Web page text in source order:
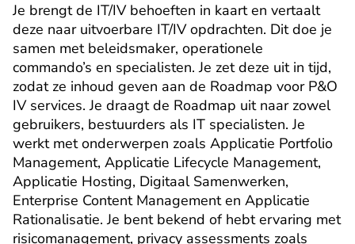
Je brengt de IT/IV behoeften in kaart en vertaalt
deze naar uitvoerbare IT/IV opdrachten. Dit doe je
samen met beleidsmaker, operationele
commando’s en specialisten. Je zet deze uit in tijd,
zodat ze inhoud geven aan de Roadmap voor P&O
IV services. Je draagt de Roadmap uit naar zowel
gebruikers, bestuurders als IT specialisten. Je
werkt met onderwerpen zoals Applicatie Portfolio
Management, Applicatie Lifecycle Management,
Applicatie Hosting, Digitaal Samenwerken,
Enterprise Content Management en Applicatie
Rationalisatie. Je bent bekend of hebt ervaring met
risicomanagement, privacy assessments zoals